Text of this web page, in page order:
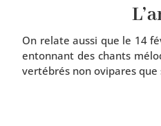
On relate aus­si que le 14
enton­nant des chants
ver­té­brés non ovi­pares que